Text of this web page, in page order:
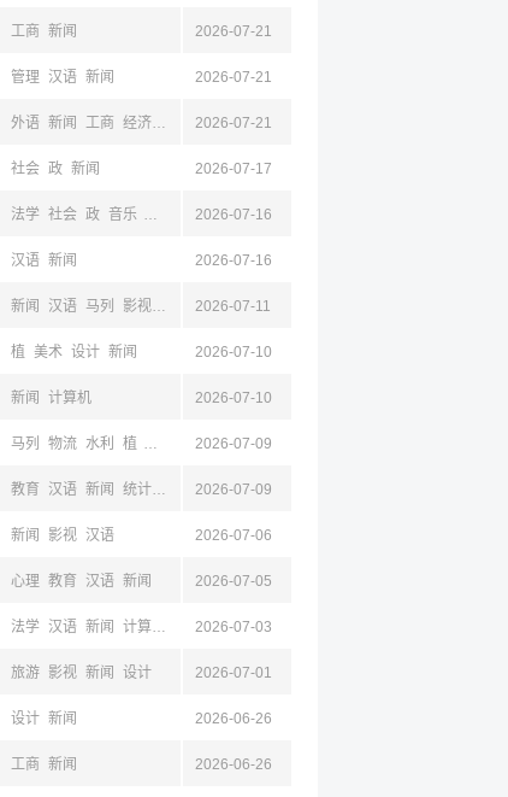
工商 新闻 2026-07-21
管理 汉语 新闻 2026-07-21
外语 新闻 工商 经济 金融 经贸 汉语
2026-07-21
社会 政 新闻 2026-07-17
法学 社会 政 音乐 民族 外语 新闻 马列
2026-07-16
汉语 新闻 2026-07-16
新闻 汉语 马列 影视 外语 2026-07-11
植 美术 设计 新闻 2026-07-10
新闻 计算机 2026-07-10
马列 物流 水利 植 林 新闻 地理 建筑
2026-07-09
教育 汉语 新闻 统计 外语 物理 生物
2026-07-09
新闻 影视 汉语 2026-07-06
心理 教育 汉语 新闻 2026-07-05
法学 汉语 新闻 计算机 教育2026-07-03
旅游 影视 新闻 设计 2026-07-01
设计 新闻 2026-06-26
工商 新闻 2026-06-26